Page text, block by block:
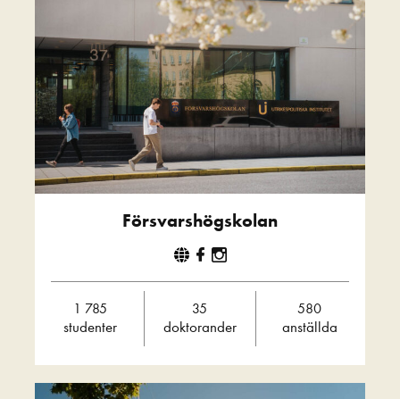
Försvarshögskolan
1 785
studenter
35
doktorander
580
anställda